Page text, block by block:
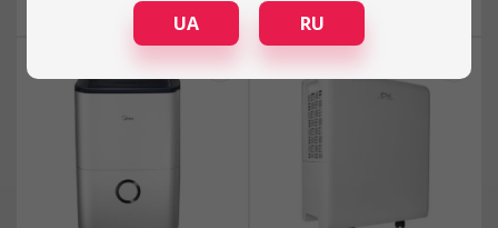
3566.33 грн
UA RU